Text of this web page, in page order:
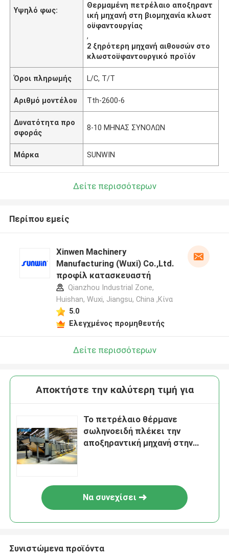
Υψηλό φως:
Θερμαμένη πετρέλαιο αποξηραντ
ική μηχανή στη βιομηχανία κλωστ
οϋφαντουργίας
,
2 ξηρότερη μηχανή αιθουσών στο
κλωστοϋφαντουργικό προϊόν
Όροι πληρωμής L/C, T/T
Αριθμό μοντέλου Tth-2600-6
Δυνατότητα προ
σφοράς
8-10 ΜΗΝΑΣ ΣΥΝΟΛΩΝ
Μάρκα SUNWIN
Δείτε περισσότερων
Περίπου εμείς
Xinwen Machinery
Manufacturing (Wuxi) Co.,Ltd.
προφίλ κατασκευαστή
Qianzhou Industrial Zone,
Huishan, Wuxi, Jiangsu, China ,Κίνα
5.0
Ελεγχμένος προμηθευτής
Δείτε περισσότερων
Αποκτήστε την καλύτερη τιμή για
Το πετρέλαιο θέρμανε
σωληνοειδή πλέκει την
αποξηραντική μηχανή στην
Να συνεχίσει
Συνιστώμενα προϊόντα